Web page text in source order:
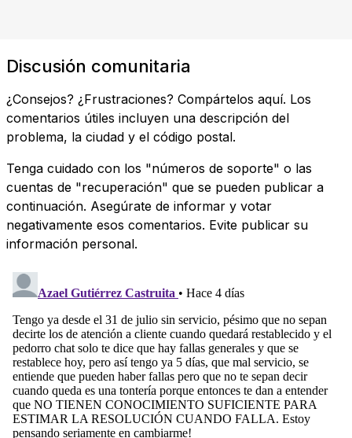
Discusión comunitaria
¿Consejos? ¿Frustraciones? Compártelos aquí. Los
comentarios útiles incluyen una descripción del
problema, la ciudad y el código postal.
Tenga cuidado con los "números de soporte" o las
cuentas de "recuperación" que se pueden publicar a
continuación. Asegúrate de informar y votar
negativamente esos comentarios. Evite publicar su
información personal.